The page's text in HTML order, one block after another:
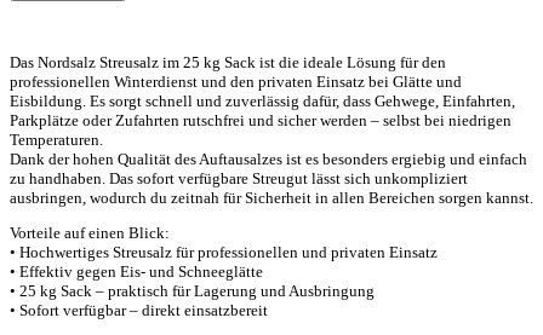
Das Nordsalz Streusalz im 25 kg Sack ist die ideale Lösung für den
professionellen Winterdienst und den privaten Einsatz bei Glätte und
Eisbildung. Es sorgt schnell und zuverlässig dafür, dass Gehwege, Einfahrten,
Parkplätze oder Zufahrten rutschfrei und sicher werden – selbst bei niedrigen
Temperaturen.
Dank der hohen Qualität des Auftausalzes ist es besonders ergiebig und einfach
zu handhaben. Das sofort verfügbare Streugut lässt sich unkompliziert
ausbringen, wodurch du zeitnah für Sicherheit in allen Bereichen sorgen kannst.
Vorteile auf einen Blick:
• Hochwertiges Streusalz für professionellen und privaten Einsatz
• Effektiv gegen Eis- und Schneeglätte
• 25 kg Sack – praktisch für Lagerung und Ausbringung
• Sofort verfügbar – direkt einsatzbereit